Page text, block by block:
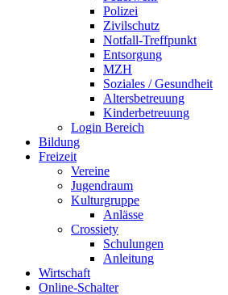
Polizei
Zivilschutz
Notfall-Treffpunkt
Entsorgung
MZH
Soziales / Gesundheit
Altersbetreuung
Kinderbetreuung
Login Bereich
Bildung
Freizeit
Vereine
Jugendraum
Kulturgruppe
Anlässe
Crossiety
Schulungen
Anleitung
Wirtschaft
Online-Schalter